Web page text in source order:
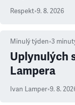
Respekt•9. 8. 2026
Minulý týden•3
Uplynulých
Lampera
Ivan Lamper•9. 8.